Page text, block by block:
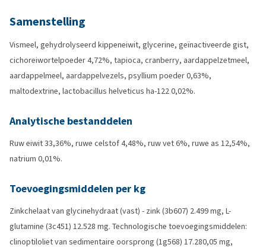
Samenstelling
Vismeel, gehydrolyseerd kippeneiwit, glycerine, geïnactiveerde gist,
cichoreiwortelpoeder 4,72%, tapioca, cranberry, aardappelzetmeel,
aardappelmeel, aardappelvezels, psyllium poeder 0,63%,
maltodextrine, lactobacillus helveticus ha-122 0,02%.
Analytische bestanddelen
Ruw eiwit 33,36%, ruwe celstof 4,48%, ruw vet 6%, ruwe as 12,54%,
natrium 0,01%.
Toevoegingsmiddelen per kg
Zinkchelaat van glycinehydraat (vast) - zink (3b607) 2.499 mg, L-
glutamine (3c451) 12.528 mg. Technologische toevoegingsmiddelen:
clinoptiloliet van sedimentaire oorsprong (1g568) 17.280,05 mg,